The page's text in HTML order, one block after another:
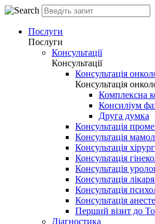
Послуги
Послуги
Консультації
Консультації
Консультація
Консультація
Комплексна
Консиліум
Друга думка
Консультація
Консультація
Консультація
Консультація
Консультація
Консультація
Консультація
Консультація
Перший візит до
Діагностика